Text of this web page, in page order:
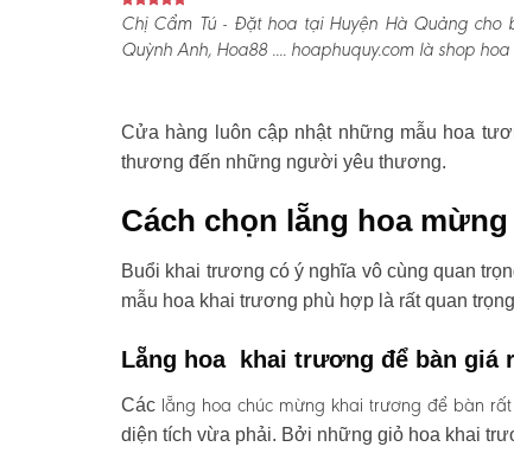
Chị Cẩm Tú - Đặt hoa tại Huyện Hà Quảng cho
Quỳnh Anh, Hoa88 .... hoaphuquy.com là shop
Cửa hàng luôn cập nhật những mẫu hoa
thương đến những người yêu thương.
Cách chọn lẵng hoa
Buổi khai trương có ý nghĩa vô cùng quan
mẫu hoa khai trương phù hợp là rất quan
Lẵng hoa khai trương để bàn giá
Các lẵng hoa chúc mừng khai trương để bàn rất
diện tích vừa phải. Bởi những giỏ hoa khai